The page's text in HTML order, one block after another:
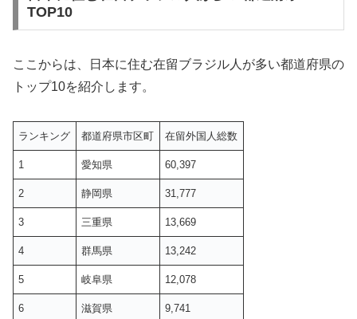
TOP10
ここからは、日本に住む在留ブラジル人が多い都道府県の
トップ10を紹介します。
ランキング 都道府県市区町 在留外国人総数
1 愛知県 60,397
2 静岡県 31,777
3 三重県 13,669
4 群馬県 13,242
5 岐阜県 12,078
6 滋賀県 9,741